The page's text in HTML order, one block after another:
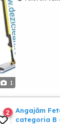
1
2
Angajăm
categoria B